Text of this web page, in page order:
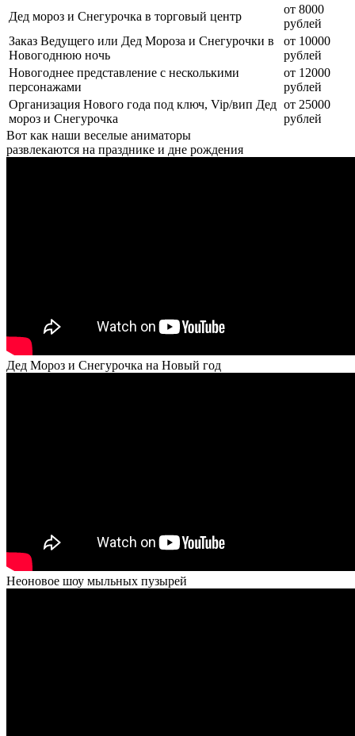
Дед мороз и Снегурочка в торговый центр
от 8000
рублей
Заказ Ведущего или Дед Мороза и Снегурочки в
Новогоднюю ночь
от 10000
рублей
Новогоднее представление с несколькими
персонажами
от 12000
рублей
Организация Нового года под ключ, Vip/вип Дед
мороз и Снегурочка
от 25000
рублей
Вот как наши веселые аниматоры
развлекаются на празднике и дне рождения
Дед Мороз и Снегурочка на Новый год
Неоновое шоу мыльных пузырей